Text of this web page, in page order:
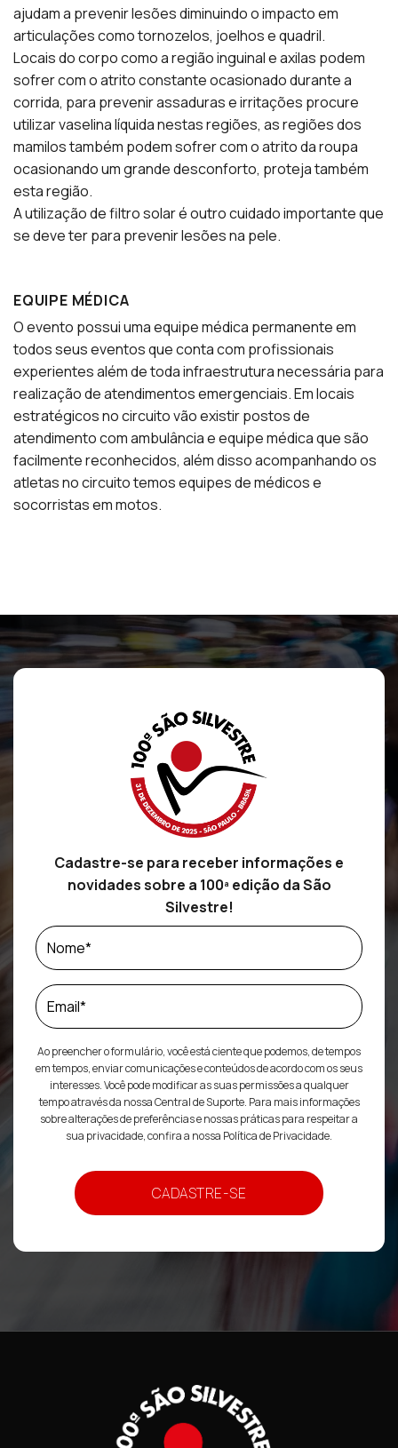
ajudam a prevenir lesões diminuindo o impacto em
articulações como tornozelos, joelhos e quadril.
Locais do corpo como a região inguinal e axilas podem
sofrer com o atrito constante ocasionado durante a
corrida, para prevenir assaduras e irritações procure
utilizar vaselina líquida nestas regiões, as regiões dos
mamilos também podem sofrer com o atrito da roupa
ocasionando um grande desconforto, proteja também
esta região.
A utilização de filtro solar é outro cuidado importante que
se deve ter para prevenir lesões na pele.
EQUIPE MÉDICA
O evento possui uma equipe médica permanente em
todos seus eventos que conta com profissionais
experientes além de toda infraestrutura necessária para
realização de atendimentos emergenciais. Em locais
estratégicos no circuito vão existir postos de
atendimento com ambulância e equipe médica que são
facilmente reconhecidos, além disso acompanhando os
atletas no circuito temos equipes de médicos e
socorristas em motos.
Cadastre-se para receber informações e
novidades sobre a 100ª edição da São
Silvestre!
Ao preencher o formulário, você está ciente que podemos, de tempos
em tempos, enviar comunicações e conteúdos de acordo com os seus
interesses. Você pode modificar as suas permissões a qualquer
tempo através da nossa Central de Suporte. Para mais informações
sobre alterações de preferências e nossas práticas para respeitar a
sua privacidade, confira a nossa Política de Privacidade.